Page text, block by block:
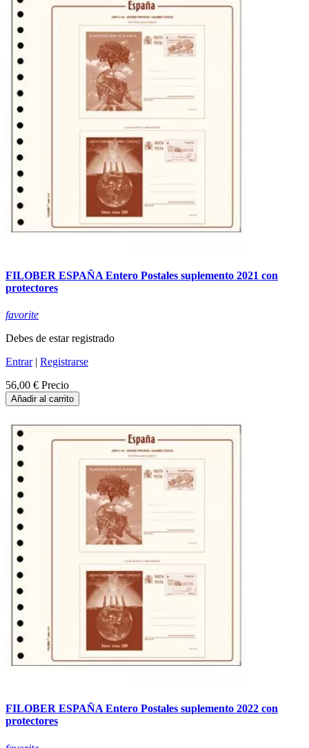
FILOBER ESPAÑA Entero Postales suplemento 2021 con
protectores
favorite
Debes de estar registrado
Entrar| Registrarse
56,00 € Precio
Añadir al carrito
FILOBER ESPAÑA Entero Postales suplemento 2022 con
protectores